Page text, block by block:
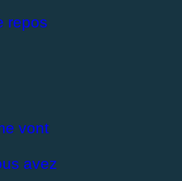
repos
vont
avez